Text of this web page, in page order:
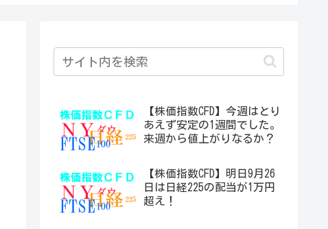
【株価指数CFD】今週はとり
あえず安定の1週間でした。
来週から値上がりなるか？
【株価指数CFD】明日9月26
日は日経225の配当が1万円
超え！